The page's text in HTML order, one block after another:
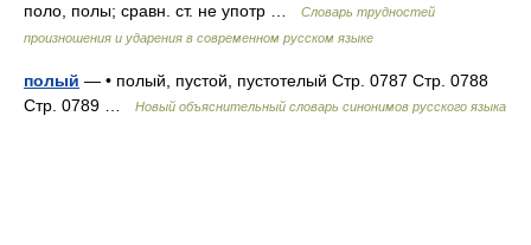
поло, полы; сравн. ст. не употр …
Словарь трудностей
произношения и ударения в современном русском языке
полый — • полый, пустой, пустотелый Стр. 0787 Стр. 0788
Стр. 0789 …
Новый объяснительный словарь синонимов русского языка